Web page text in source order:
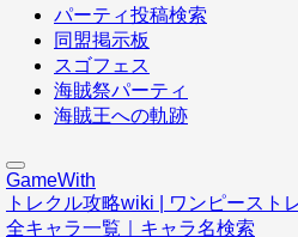
パーティ投稿検索
同盟掲示板
スゴフェス
海賊祭パーティ
海賊王への軌跡
GameWith
トレクル攻略wiki | ワンピースト
全キャラ一覧｜キャラ名検索